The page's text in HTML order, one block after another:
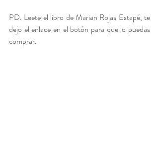
PD. Leete el libro de Marian Rojas Estapé, te
dejo el enlace en el botón para que lo puedas
comprar.